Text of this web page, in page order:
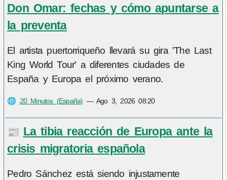
Don Omar: fechas y cómo apuntarse a
la preventa
El artista puertorriqueño llevará su gira 'The Last
King World Tour' a diferentes ciudades de
España y Europa el próximo verano.
🌐 20 Minutos (España) —Ago 3, 2026 08:20
📰 La tibia reacción de Europa ante la
crisis migratoria española
Pedro Sánchez está siendo injustamente